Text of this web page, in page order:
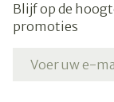
Blijf op de
promoties